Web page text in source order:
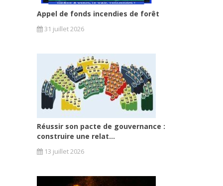
Appel de fonds incendies de forêt
31 juillet 2026
Réussir son pacte de gouvernance :
construire une relat...
13 juillet 2026